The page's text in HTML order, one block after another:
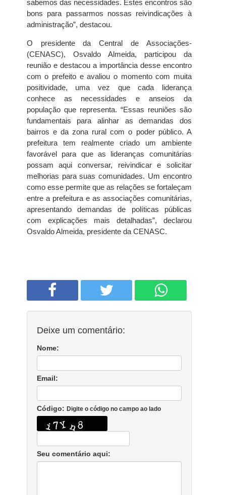
sabemos das necessidades. Estes encontros são
bons para passarmos nossas reivindicações à
administração”, destacou.
O presidente da Central de Associações-
(CENASC), Osvaldo Almeida, participou da
reunião e destacou a importância desse encontro
com o prefeito e avaliou o momento com muita
positividade, uma vez que cada liderança
conhece as necessidades e anseios da
população que representa. “Essas reuniões são
fundamentais para alinhar as demandas dos
bairros e da zona rural com o poder público. A
prefeitura tem realmente criado um ambiente
favorável para que as lideranças comunitárias
possam aqui conversar, reivindicar e solicitar
melhorias para suas comunidades. Um encontro
como esse permite que as relações se fortaleçam
entre a prefeitura e as associações comunitárias,
apresentando demandas de políticas públicas
com explicações mais detalhadas”, declarou
Osvaldo Almeida, presidente da CENASC.
Deixe um comentário:
Nome:
Email:
Código: Digite o código no campo ao lado
Seu comentário aqui: